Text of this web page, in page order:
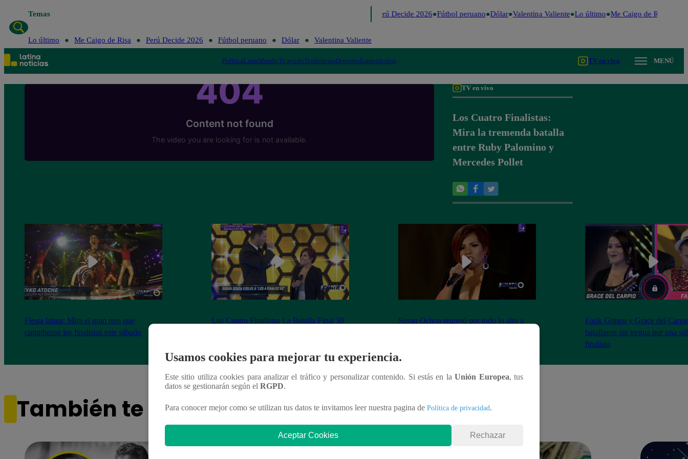
Temas Perú Decide 2026 Fútbol peruano Dólar Valentina Valiente Lo último Me Caigo de Risa
Lo último Me Caigo de Risa Perú Decide 2026 Fútbol peruano Dólar Valentina Valiente
PolíticaLimaMundoTe ayudoTendenciasDeportesEspectáculos TV en vivo MENÚ
TV en vivo
Los Cuatro Finalistas:
Mira la tremenda batalla
entre Ruby Palomino y
Mercedes Pollet
Fiesta latina: Mira el gran reto que
cumplieron los finalistas este sábado
Los Cuatro Finalistas La Batalla Final 30
Susan Ochoa regresó por todo lo alto a
Farik Grippa y Grace del
batallaron sin tregua por una
finalista
También te puede interesar
Usamos cookies para mejorar tu experiencia.
Este sitio utiliza cookies para analizar el tráfico y personalizar contenido. Si estás en laUnión Europea, tus
datos se gestionarán según el RGPD.
Para conocer mejor como se utilizan tus datos te invitamos leer nuestra pagina de Política de privacidad.
Aceptar Cookies Rechazar